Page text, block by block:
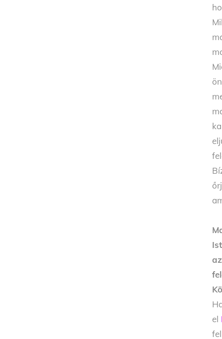
el